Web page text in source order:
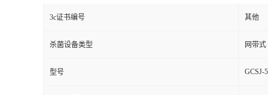
3c证书编号 其他
杀菌设备类型 网带式
型号 GCSJ-